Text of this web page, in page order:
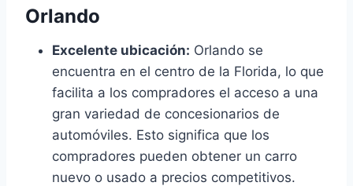
Orlando
Excelente ubicación: Orlando se
encuentra en el centro de la Florida, lo que
facilita a los compradores el acceso a una
gran variedad de concesionarios de
automóviles. Esto significa que los
compradores pueden obtener un carro
nuevo o usado a precios competitivos.